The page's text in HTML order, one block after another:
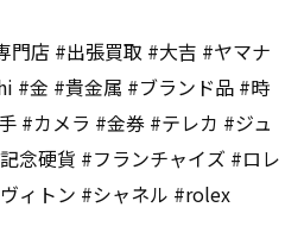
門店 #出張買取 #大吉 #ヤマナ
#金 #貴金属 #ブランド品 #時
#カメラ #金券 #テレカ #ジュ
念硬貨 #フランチャイズ #ロレ
ィトン #シャネル #rolex